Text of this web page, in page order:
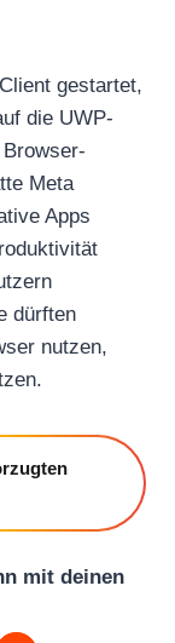
gestartet,
die UWP-
Meta
Apps
dürften
nutzen,
mit deinen